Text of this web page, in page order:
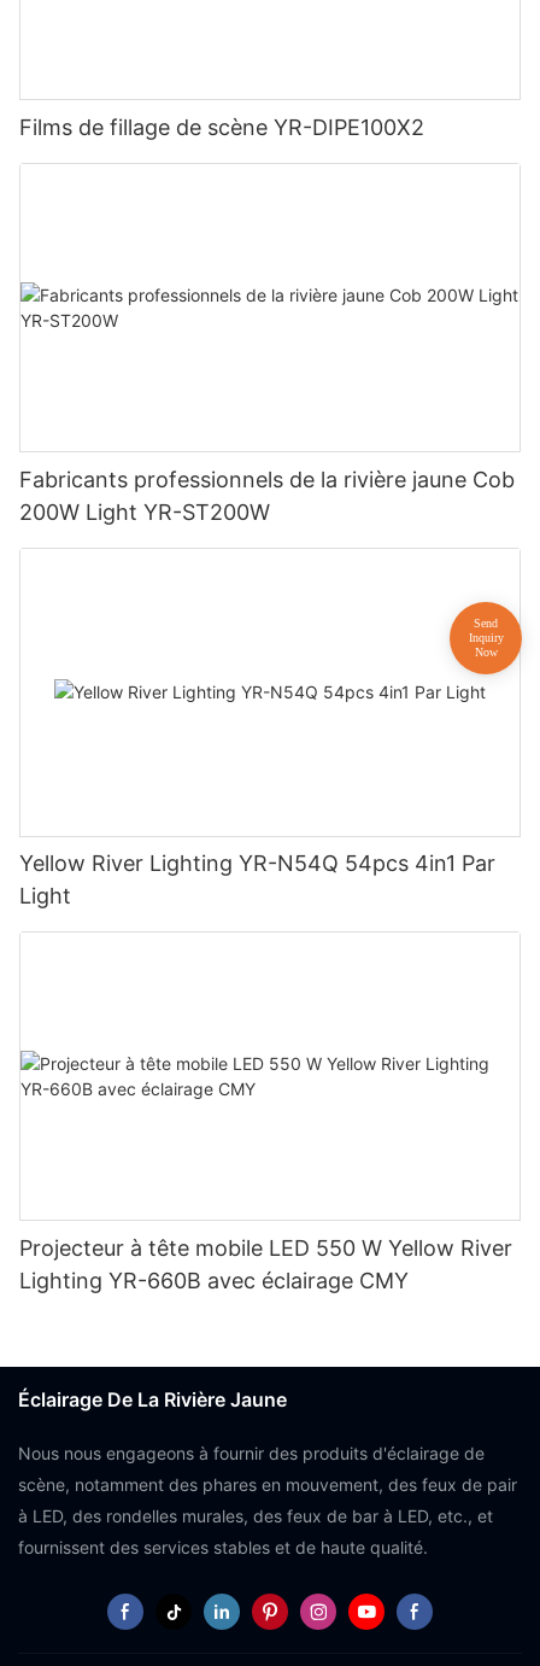
Films de fillage de scène YR-DIPE100X2
Fabricants professionnels de la rivière jaune Cob
200W Light YR-ST200W
Yellow River Lighting YR-N54Q 54pcs 4in1 Par
Light
Projecteur à tête mobile LED 550 W Yellow River
Lighting YR-660B avec éclairage CMY
Éclairage De La Rivière Jaune
Nous nous engageons à fournir des produits d'éclairage de
scène, notamment des phares en mouvement, des feux de pair
à LED, des rondelles murales, des feux de bar à LED, etc., et
fournissent des services stables et de haute qualité.